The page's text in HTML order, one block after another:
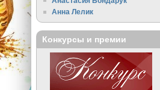
Анна Лелик
Конкурсы и премии